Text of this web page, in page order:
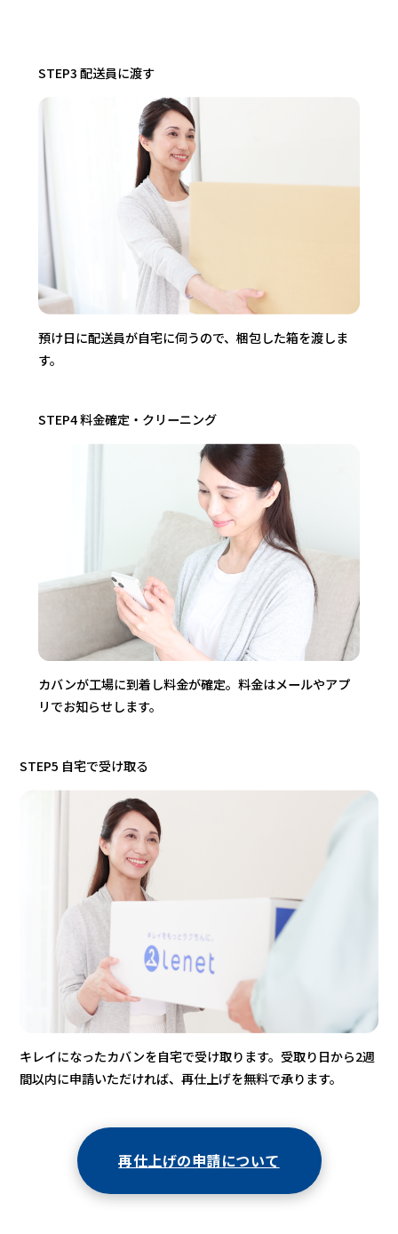
STEP3 配送員に渡す
預け日に配送員が自宅に伺うので、梱包した箱を渡しま
す。
STEP4 料金確定・クリーニング
カバンが工場に到着し料金が確定。料金はメールやアプ
リでお知らせします。
STEP5 自宅で受け取る
キレイになったカバンを自宅で受け取ります。受取り日から2週
間以内に申請いただければ、再仕上げを無料で承ります。
再仕上げの申請について